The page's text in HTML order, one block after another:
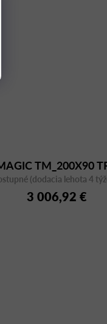
TM_200X90
(dodacia lehota 4
3 006,92 €